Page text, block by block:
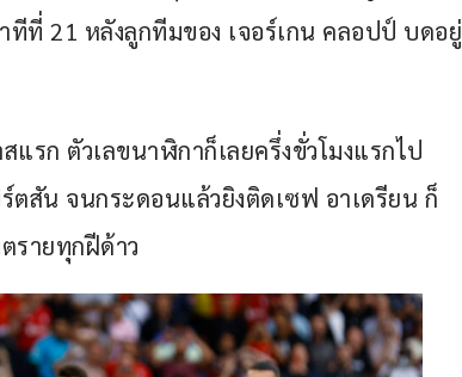
ทีที่ 21 หลังลูกทีมของ เจอร์เกน คลอปป์ บดอยู่
รก ตัวเลขนาฬิกาก็เลยครึ่งขั่วโมงแรกไป
ตสัน จนกระดอนแล้วยิงติดเซฟ อาเดรียน ก็
รายทุกฝีด้าว